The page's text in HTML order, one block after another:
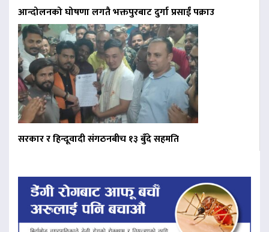
आन्दोलनको घोषणा लगतै भक्तपुरबाट दुर्गा प्रसाईं पक्राउ
सरकार र हिन्दूवादी संगठनबीच १३ बुँदे सहमति